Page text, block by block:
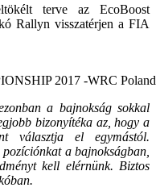
terve az EcoBoost
Rallyn visszatérjen a FIA
2017 -WRC
a bajnokság sokkal
bizonyítéka az, hogy a
választja el egymástól.
a bajnokságban,
kell elérnünk. Biztos